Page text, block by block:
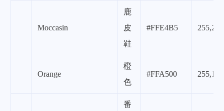
Moccasin
鹿
皮
鞋
#FFE4B5
Orange
橙
色
#FFA500
番